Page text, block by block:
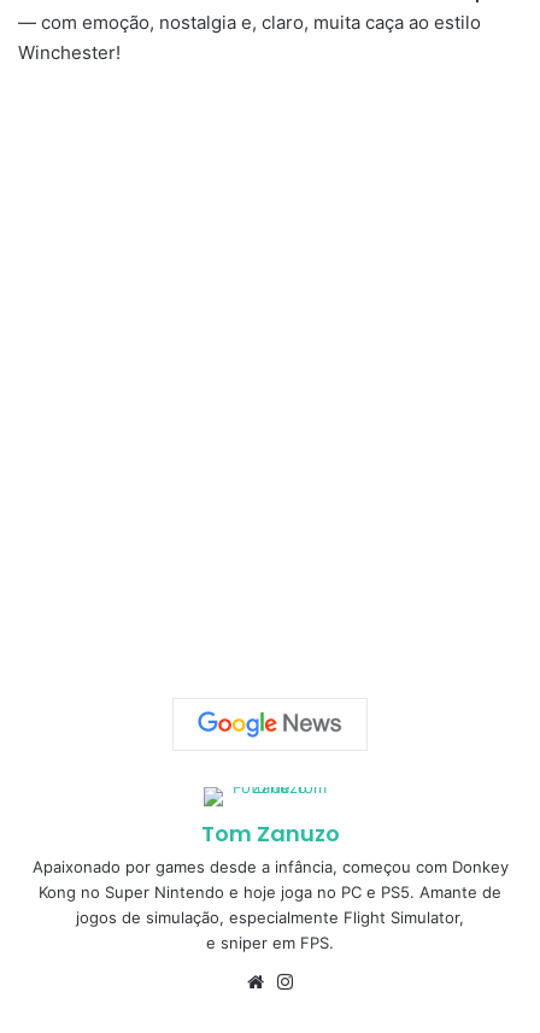
— com emoção, nostalgia e, claro, muita caça ao estilo
Winchester!
Tom Zanuzo
Apaixonado por games desde a infância, começou com Donkey
Kong no Super Nintendo e hoje joga no PC e PS5. Amante de
jogos de simulação, especialmente Flight Simulator,
e sniper em FPS.
Website